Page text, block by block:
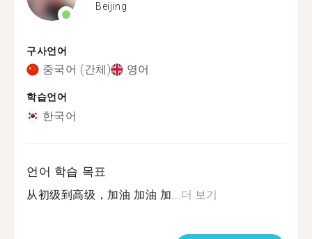
Beijing
구사언어
중국어 (간체) 영어
학습언어
한국어
언어 학습 목표
从初级到高级，加油 加油 加... 더 보기